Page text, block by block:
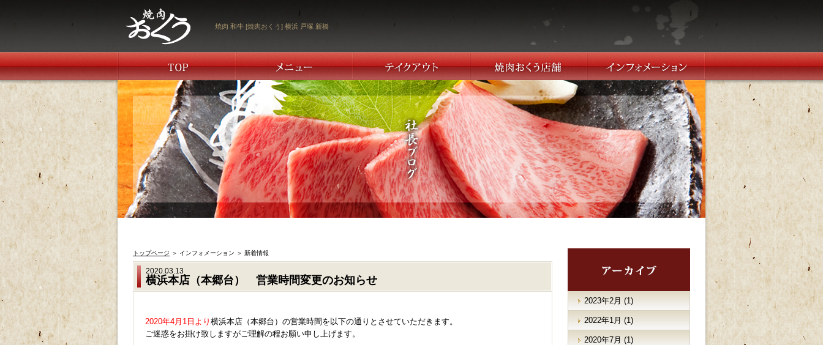
焼肉 和牛 [焼肉おくう] 横浜 戸塚 新橋
トップページ ＞ インフォメーション ＞ 新着情報
2020.03.13
横浜本店（本郷台） 営業時間変更のお知らせ
2020年4月1日より 横浜本店（本郷台）の営業時間を以下の通りとさせていただきます。
ご迷惑をお掛け致しますがご理解の程お願い申し上げます。
2023年2月 (1)
2022年1月 (1)
2020年7月 (1)